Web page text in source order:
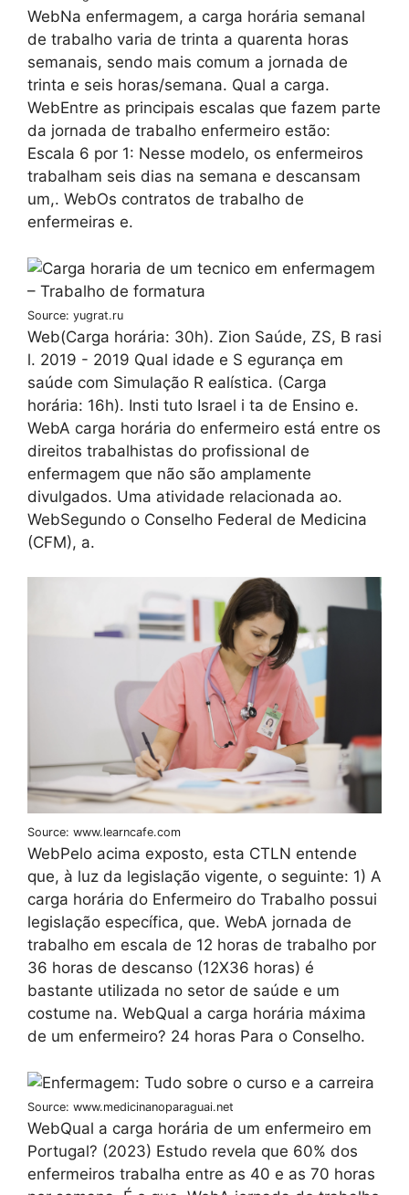
WebNa enfermagem, a carga horária semanal
de trabalho varia de trinta a quarenta horas
semanais, sendo mais comum a jornada de
trinta e seis horas/semana. Qual a carga.
WebEntre as principais escalas que fazem parte
da jornada de trabalho enfermeiro estão:
Escala 6 por 1: Nesse modelo, os enfermeiros
trabalham seis dias na semana e descansam
um,. WebOs contratos de trabalho de
enfermeiras e.
Source: yugrat.ru
Web(Carga horária: 30h). Zion Saúde, ZS, B rasi
l. 2019 - 2019 Qual idade e S egurança em
saúde com Simulação R ealística. (Carga
horária: 16h). Insti tuto Israel i ta de Ensino e.
WebA carga horária do enfermeiro está entre os
direitos trabalhistas do profissional de
enfermagem que não são amplamente
divulgados. Uma atividade relacionada ao.
WebSegundo o Conselho Federal de Medicina
(CFM), a.
Source: www.learncafe.com
WebPelo acima exposto, esta CTLN entende
que, à luz da legislação vigente, o seguinte: 1) A
carga horária do Enfermeiro do Trabalho possui
legislação específica, que. WebA jornada de
trabalho em escala de 12 horas de trabalho por
36 horas de descanso (12X36 horas) é
bastante utilizada no setor de saúde e um
costume na. WebQual a carga horária máxima
de um enfermeiro? 24 horas Para o Conselho.
Source: www.medicinanoparaguai.net
WebQual a carga horária de um enfermeiro em
Portugal? (2023) Estudo revela que 60% dos
enfermeiros trabalha entre as 40 e as 70 horas